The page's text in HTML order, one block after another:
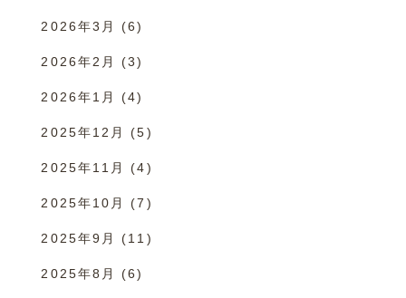
2026年3月 (6)
2026年2月 (3)
2026年1月 (4)
2025年12月 (5)
2025年11月 (4)
2025年10月 (7)
2025年9月 (11)
2025年8月 (6)